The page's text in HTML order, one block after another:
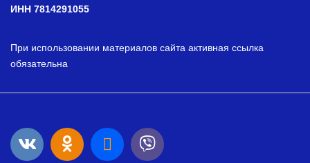
ИНН 7814291055
При использовании материалов сайта активная ссылка
обязательна